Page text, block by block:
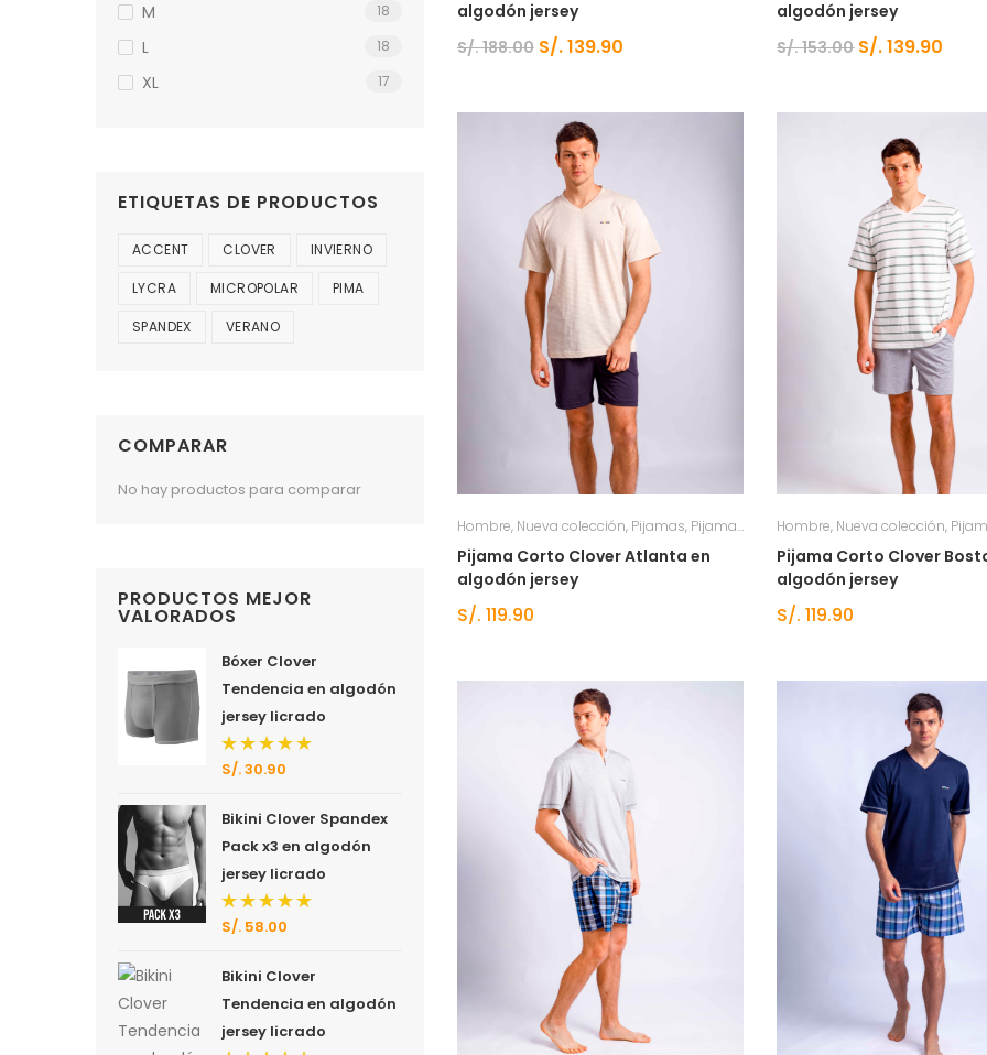
algodón jersey
S/.188.00 S/.139.90
algodón jersey
S/.153.00 S/.139.90
Hombre, Nueva colección, Pijamas, Pijamas verano ,Ropa de dormir hombre,
Pijama Corto Clover Atlanta en
algodón jersey
S/. 119.90
Hombre, Nueva colección,
Pijama Corto Clover
algodón jersey
S/. 119.90
M 18
L 18
XL 17
ETIQUETAS DE PRODUCTOS
ACCENT CLOVER INVIERNO
LYCRA MICROPOLAR PIMA
SPANDEX VERANO
COMPARAR
No hay productos para comparar
PRODUCTOS MEJOR
VALORADOS
Bóxer Clover
Tendencia en algodón
jersey licrado
Valorado
S/.30.90
Bikini Clover Spandex
Pack x3 en algodón
jersey licrado
Valorado
S/. 58.00
Bikini Clover
Tendencia en algodón
jersey licrado